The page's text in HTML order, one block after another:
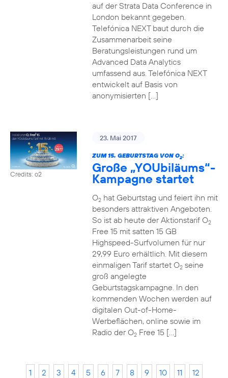
auf der Strata Data Conference in
London bekannt gegeben.
Telefónica NEXT baut durch die
Zusammenarbeit seine
Beratungsleistungen rund um
Advanced Data Analytics
umfassend aus. Telefónica NEXT
entwickelt auf Basis von
anonymisierten […]
Credits: o2
23. Mai 2017
ZUM 15. GEBURTSTAG VON O2:
Große „YOUbiläums“-
Kampagne startet
O2hat Geburtstag und feiert ihn mit
besonders attraktiven Angeboten.
So ist ab heute der Aktionstarif O2
Free 15 mit satten 15 GB
Highspeed-Surfvolumen für nur
29,99 Euro erhältlich. Mit diesem
einmaligen Tarif startet O2seine
groß angelegte
Geburtstagskampagne. In den
kommenden Wochen werden auf
digitalen Out-of-Home-
Werbeflächen, online sowie im
Radio der O2Free 15 […]
1 2 3 4 5 6 7 8 9 10 11
12